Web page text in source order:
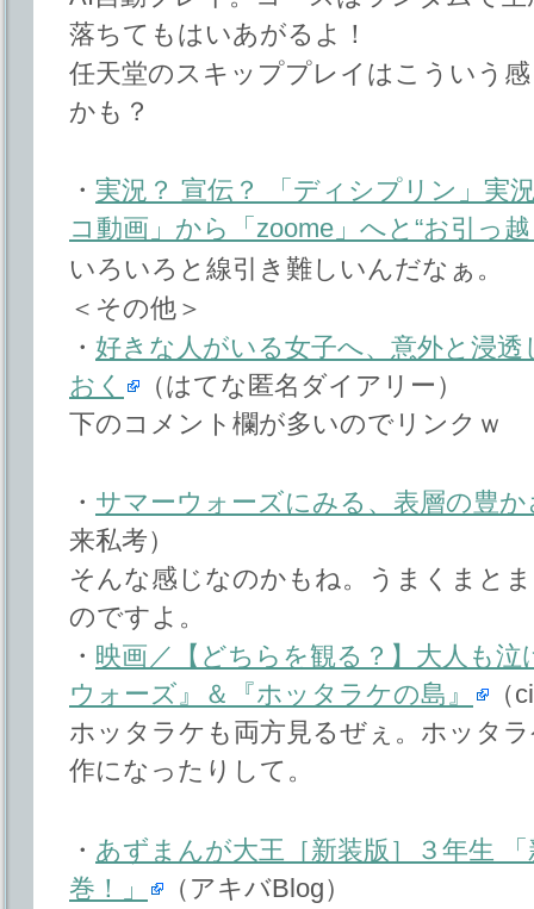
落ちてもはいあがるよ！
任天堂のスキッププレイはこういう
かも？
・ 実況？ 宣伝？ 「ディシプリン」実
コ動画」から「zoome」へと“お引っ
いろいろと線引き難しいんだなぁ。
＜その他＞
・ 好きな人がいる女子へ、意外と浸
おく
（はてな匿名ダイアリー）
下のコメント欄が多いのでリンクｗ
・ サマーウォーズにみる、表層の豊
来私考）
そんな感じなのかもね。うまくまと
のですよ。
・ 映画／【どちらを観る？】大人も
ウォーズ』＆『ホッタラケの島』
（
ホッタラケも両方見るぜぇ。ホッタ
作になったりして。
・ あずまんが大王［新装版］３年生
巻！」
（アキバBlog）